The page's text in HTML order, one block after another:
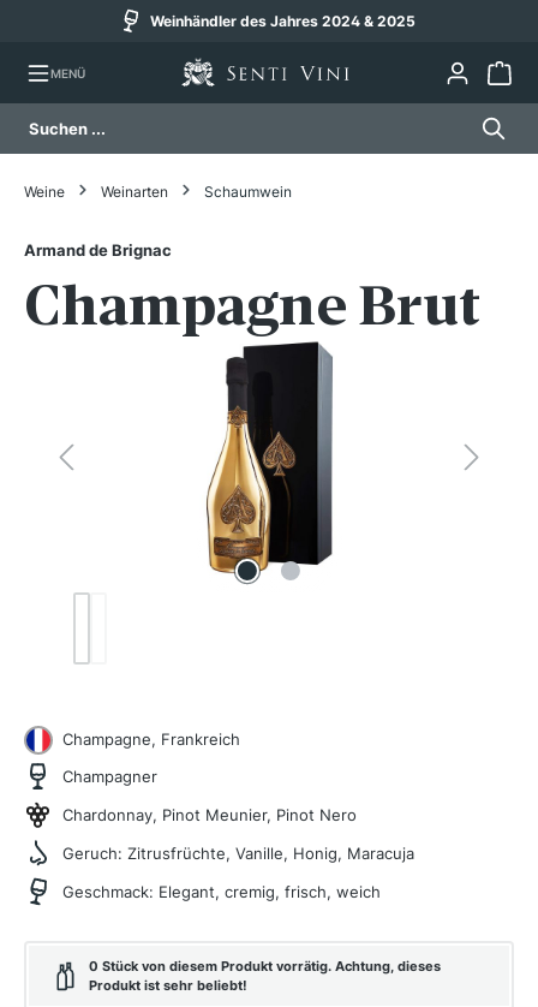
Weinhändler des Jahres 2024 & 2025
MENÜ
Bildergalerie überspringen
Weine Weinarten Schaumwein
Armand de Brignac
Champagne Brut
Champagne, Frankreich
Champagner
Chardonnay, Pinot Meunier, Pinot Nero
Geruch: Zitrusfrüchte, Vanille, Honig, Maracuja
Geschmack: Elegant, cremig, frisch, weich
0 Stück von diesem Produkt vorrätig. Achtung, dieses
Produkt ist sehr beliebt!